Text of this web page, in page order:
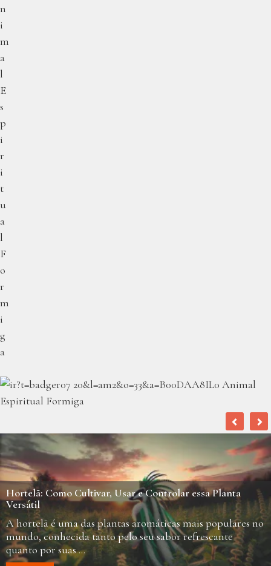
Hortelã: Como Cultivar, Usar e Controlar essa Planta
Versátil
A hortelã é uma das plantas aromáticas mais populares no
mundo, conhecida tanto pelo seu sabor refrescante
quanto por suas ...